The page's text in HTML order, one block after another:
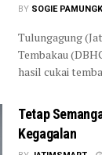
BY SOGIE
Tulungagung
Tembakau
hasil cukai
Tetap
Kegagalan